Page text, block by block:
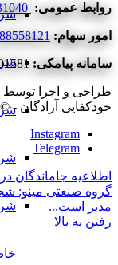
روابط عمومی:
امور سهام: 88558121 – 021
سامانه پیامکی:
طراحی و اجرا
خودکفایی آزادگان - ©2020 کلیه حقوق محفوظ می‌باشد
Instagram
Telegram
اطلاعیه جاماندگان
گروه صنعتی مینو:
مدیر است...
رفتن به بالا